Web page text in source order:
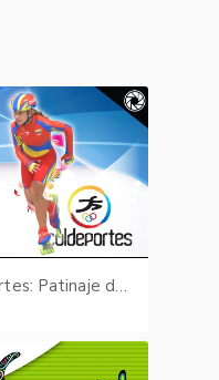
Escuela Virtual de Deportes: Patinaje de carreras - fotografías